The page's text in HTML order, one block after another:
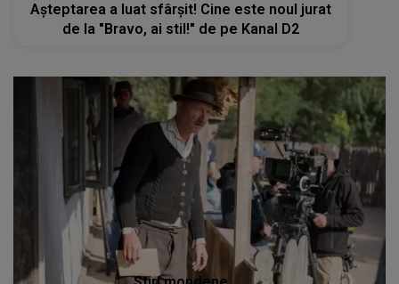
Așteptarea a luat sfârșit! Cine este noul jurat
de la "Bravo, ai stil!" de pe Kanal D2